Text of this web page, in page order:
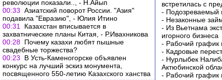
революции показали.., - Н.Айып
00:33 Азиатский поворот России. "Азия"
подавила "Евразию", - Юлия Итино
00:31
Казахстан вписывается в
захватнические планы Китая, - Р.Ивахникова
00:28 Почему казахи любят пышные
свадебные торжества?
00:23
В Усть-Каменогорске объявлен
конкурс на лучший эскиз монумента,
посвященного 550-летию Казахского ханства
встретилась с
- Подозреваемый
- Незаконные
- Из Вьетнама
игорного бизнеса
- Рабочий график
- Кадровые
- Нурлыбек
Актюбинской
- Рабочий график